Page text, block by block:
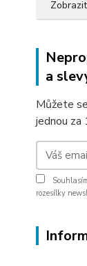
a
Můžete
jednou za
rozesílky